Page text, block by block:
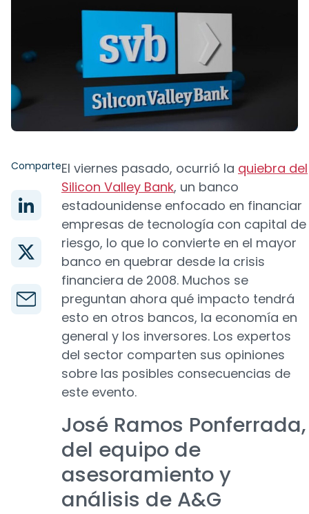
ComparteEl viernes pasado, ocurrió la quiebra del
Silicon Valley Bank, un banco
estadounidense enfocado en financiar
empresas de tecnología con capital de
riesgo, lo que lo convierte en el mayor
banco en quebrar desde la crisis
financiera de 2008. Muchos se
preguntan ahora qué impacto tendrá
esto en otros bancos, la economía en
general y los inversores. Los expertos
del sector comparten sus opiniones
sobre las posibles consecuencias de
este evento.
José Ramos Ponferrada,
del equipo de
asesoramiento y
análisis de A&G